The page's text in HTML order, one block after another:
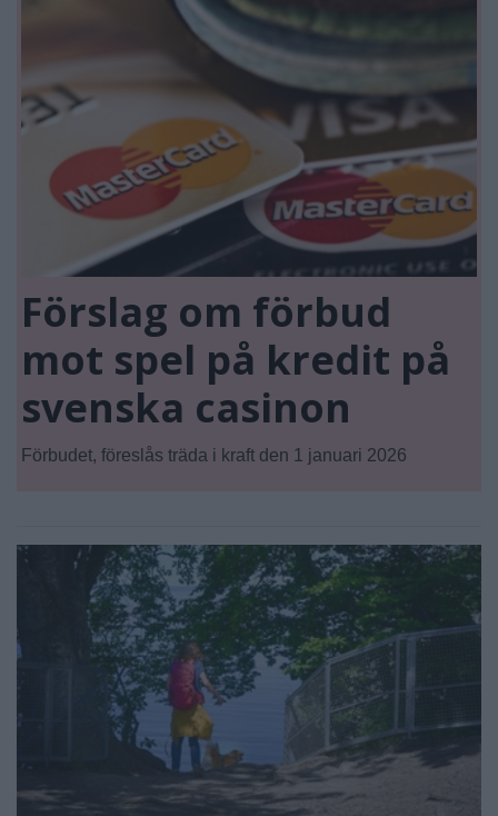
Förslag om förbud
mot spel på kredit på
svenska casinon
Förbudet, föreslås träda i kraft den 1 januari 2026